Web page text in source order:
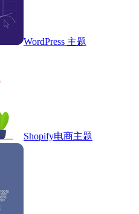
WordPress 主题
Shopify电商主题